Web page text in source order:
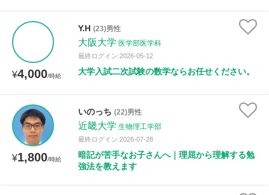
¥4,000/時給
Y.H (23)男性
大阪大学 医学部医学科
最終ログイン:2026-05-12
大学入試二次試験の数学ならお任せください。
¥1,800/時給
いのっち (22)男性
近畿大学 生物理工学部
最終ログイン:2026-07-28
暗記が苦手なお子さんへ｜理屈から理解する勉
強法を教えます